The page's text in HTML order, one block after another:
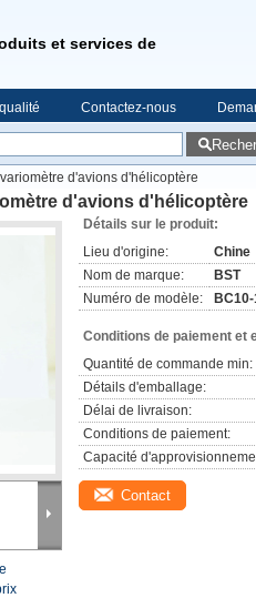
et services de
Contactez-nous
d'avions d'hélicoptère
d'avions d'hélicoptère
Détails sur le produit:
Lieu d'origine:
Chine
Nom de marque:
BST
Numéro de modèle:
Conditions de paiement et
Quantité de commande min:
Détails d'emballage:
Délai de livraison:
Conditions de paiement:
Capacité
Contact